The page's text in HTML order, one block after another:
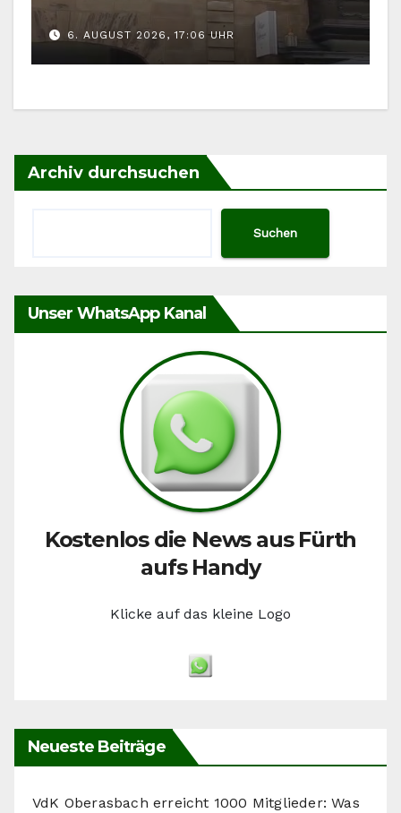
gefordert
6. AUGUST 2026, 17:06 UHR
Archiv durchsuchen
Suchen
Unser WhatsApp Kanal
Kostenlos die News aus Fürth
aufs Handy
Klicke auf das kleine Logo
Neueste Beiträge
VdK Oberasbach erreicht 1000 Mitglieder: Was